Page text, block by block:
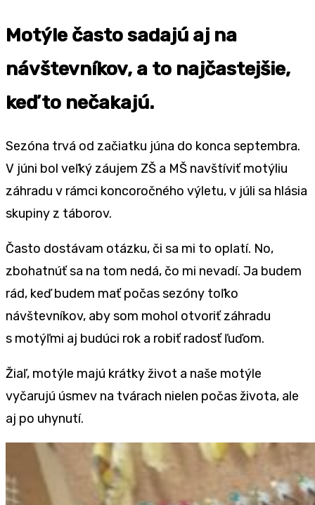
Motýle často sadajú aj na
návštevníkov, a to najčastejšie,
keď to nečakajú.
Sezóna trvá od začiatku júna do konca septembra.
V júni bol veľký záujem ZŠ a MŠ navštíviť motýliu
záhradu v rámci koncoročného výletu, v júli sa hlásia
skupiny z táborov.
Často dostávam otázku, či sa mi to oplatí. No,
zbohatnúť sa na tom nedá, čo mi nevadí. Ja budem
rád, keď budem mať počas sezóny toľko
návštevníkov, aby som mohol otvoriť záhradu
s motýľmi aj budúci rok a robiť radosť ľuďom.
Žiaľ, motýle majú krátky život a naše motýle
vyčarujú úsmev na tvárach nielen počas života, ale
aj po uhynutí.